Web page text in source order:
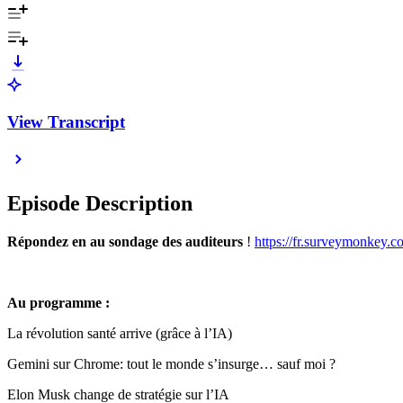
View Transcript
Episode Description
Répondez en au sondage des auditeurs ! https://
Au programme :
La révolution santé arrive (grâce à l’IA)
Gemini sur Chrome: tout le monde s’insurge… sauf moi ?
Elon Musk change de stratégie sur l’IA